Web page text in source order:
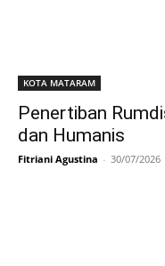
KOTA MATARAM
Penertiban
dan Humanis
Fitriani Agustina - 30/07/2026